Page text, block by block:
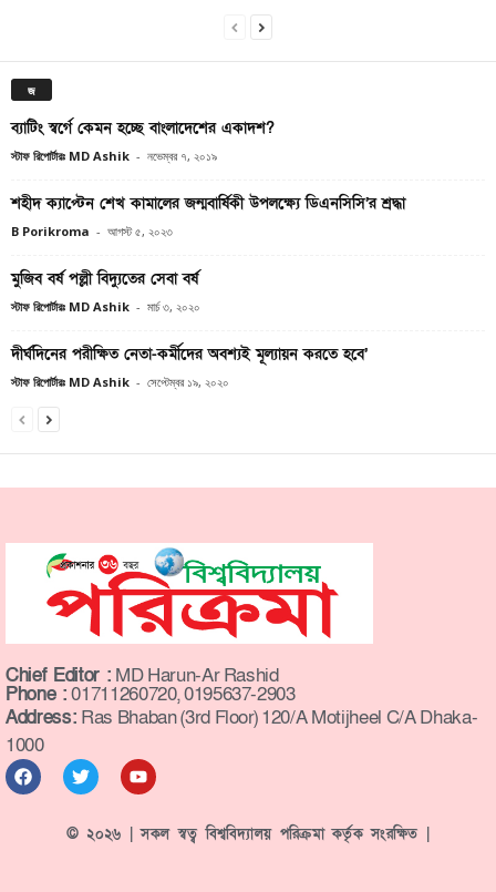
জ
ব্যাটিং স্বর্গে কেমন হচ্ছে বাংলাদেশের একাদশ?
স্টাফ রিপোর্টারঃ MD Ashik - নভেম্বর ৭, ২০১৯
শহীদ ক্যাপ্টেন শেখ কামালের জন্মবার্ষিকী উপলক্ষ্যে ডিএনসিসি’র শ্রদ্ধা
B Porikroma - আগস্ট ৫, ২০২৩
মুজিব বর্ষ পল্লী বিদ্যুতের সেবা বর্ষ
স্টাফ রিপোর্টারঃ MD Ashik - মার্চ ৩, ২০২০
দীর্ঘদিনের পরীক্ষিত নেতা-কর্মীদের অবশ্যই মূল্যায়ন করতে হবে’
স্টাফ রিপোর্টারঃ MD Ashik - সেপ্টেম্বর ১৯, ২০২০
Chief Editor : MD Harun-Ar Rashid
Phone :01711260720, 0195637-2903
Address: Ras Bhaban (3rd Floor) 120/A Motijheel C/A Dhaka-
1000
© ২০২৬ | সকল স্বত্ব বিশ্ববিদ্যালয় পরিক্রমা কর্তৃক সংরক্ষিত |